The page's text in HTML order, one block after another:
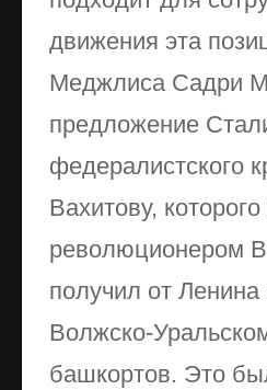
движения эта
Меджлиса Садри
предложение
федералистского
Вахитову,
революционером
получил от
Волжско-
башкортов. Это